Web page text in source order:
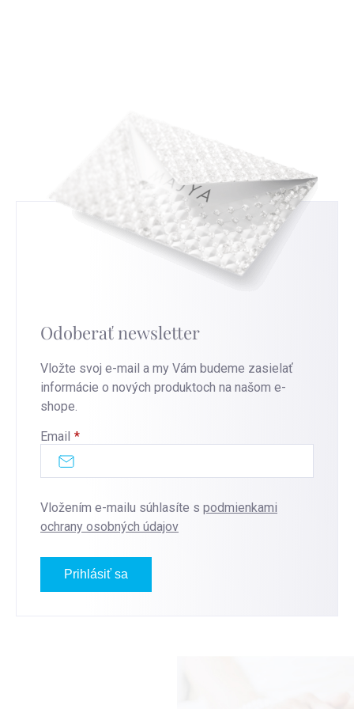
Odoberať newsletter
Vložte svoj e-mail a my Vám budeme zasielať
informácie o nových produktoch na našom e-
shope.
Email
Vložením e-mailu súhlasíte s podmienkami
ochrany osobných údajov
Prihlásiť sa